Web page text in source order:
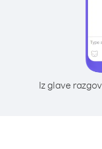
Iz glave